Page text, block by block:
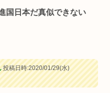
国日本だ真似できない
投稿日時:2020/01/29(水)